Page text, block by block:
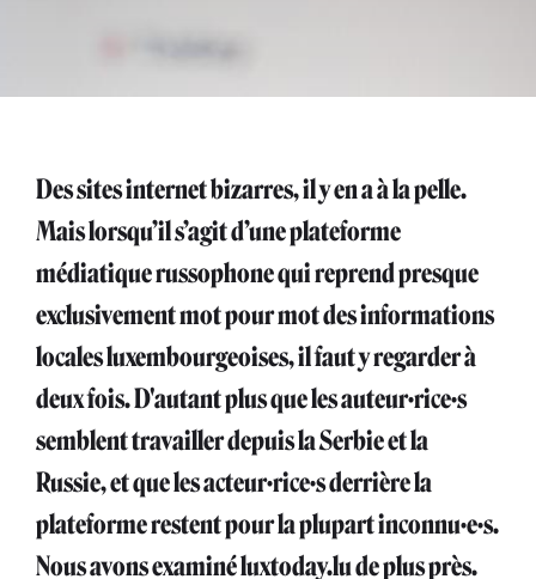
Des sites internet bizarres, il y en a à la pelle.
Mais lorsqu’il s’agit d’une plateforme
médiatique russophone qui reprend presque
exclusivement mot pour mot des informations
locales luxembourgeoises, il faut y regarder à
deux fois. D'autant plus que les auteur·rice·s
semblent travailler depuis la Serbie et la
Russie, et que les acteur∙rice·s derrière la
plateforme restent pour la plupart inconnu·e·s.
Nous avons examiné luxtoday.lu de plus près.